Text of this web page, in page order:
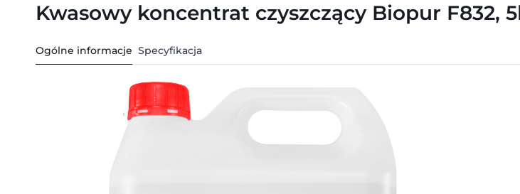
Kwasowy koncentrat czyszczący Biopur F832,
Ogólne informacje Specyfikacja